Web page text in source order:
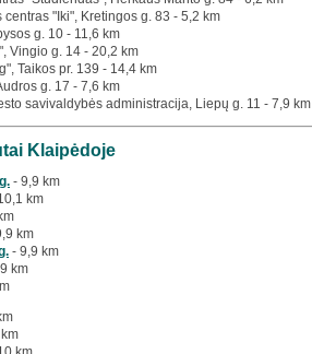
centras "Iki", Kretingos g. 83 - 5,2 km
g. 10 - 11,6 km
Vingio g. 14 - 20,2 km
Taikos pr. 139 - 14,4 km
g. 17 - 7,6 km
savivaldybės administracija, Liepų g. 11 - 7,9 km
Klaipėdoje
- 9,9 km
km
km
- 9,9 km
km